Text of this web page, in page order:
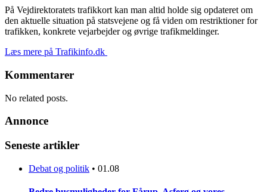
På Vejdirektoratets trafikkort kan man altid holde sig opdateret om
den aktuelle situation på statsvejene og få viden om restriktioner for
trafikken, konkrete vejarbejder og øvrige trafikmeldinger.
Læs mere på Trafikinfo.dk
Kommentarer
No related posts.
Annonce
Seneste artikler
Debat og politik • 01.08